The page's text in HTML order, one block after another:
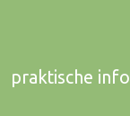
praktische info